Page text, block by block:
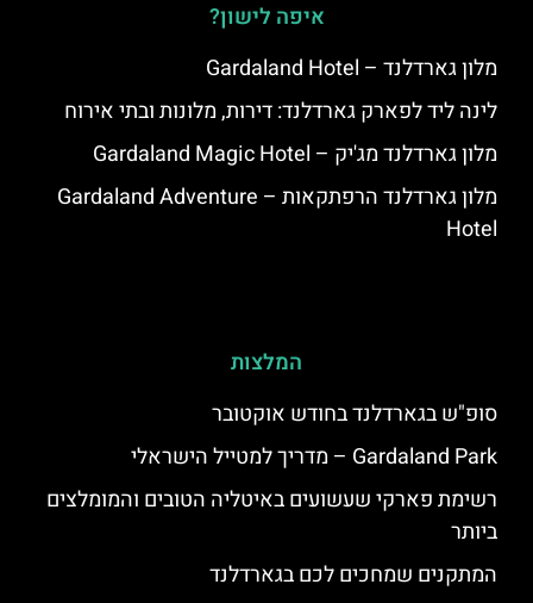
איפה לישון?
מלון גארדלנד – Gardaland Hotel
לינה ליד לפארק גארדלנד: דירות, מלונות ובתי אירוח
מלון גארדלנד מג'יק – Gardaland Magic Hotel
מלון גארדלנד הרפתקאות – Gardaland Adventure
Hotel
המלצות
סופ"ש בגארדלנד בחודש אוקטובר
Gardaland Park – מדריך למטייל הישראלי
רשימת פארקי שעשועים באיטליה הטובים והמומלצים
ביותר
המתקנים שמחכים לכם בגארדלנד